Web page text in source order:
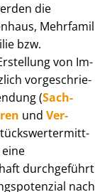
die
Mehr­fa­mi­l
bzw.
von Im­
vor­ge­schrie­
(Sach­
und Ver­
durchgeführt
nach